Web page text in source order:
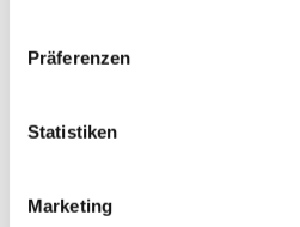
Präferenzen
Statistiken
Marketing
Marlene-Dietrich Platz 3